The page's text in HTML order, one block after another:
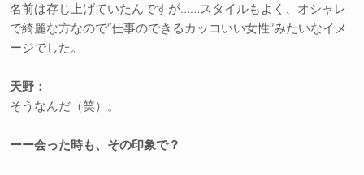
名前は存じ上げていたんですが……スタイルもよく、オシャレ
で綺麗な方なので“仕事のできるカッコいい女性”みたいなイメ
ージでした。
天野：
そうなんだ（笑）。
ーー会った時も、その印象で？